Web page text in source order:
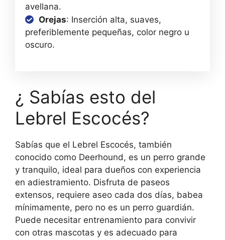
avellana.
Orejas: Inserción alta, suaves,
preferiblemente pequeñas, color negro u
oscuro.
¿ Sabías esto del
Lebrel Escocés?
Sabías que el Lebrel Escocés, también
conocido como Deerhound, es un perro grande
y tranquilo, ideal para dueños con experiencia
en adiestramiento. Disfruta de paseos
extensos, requiere aseo cada dos días, babea
mínimamente, pero no es un perro guardián.
Puede necesitar entrenamiento para convivir
con otras mascotas y es adecuado para